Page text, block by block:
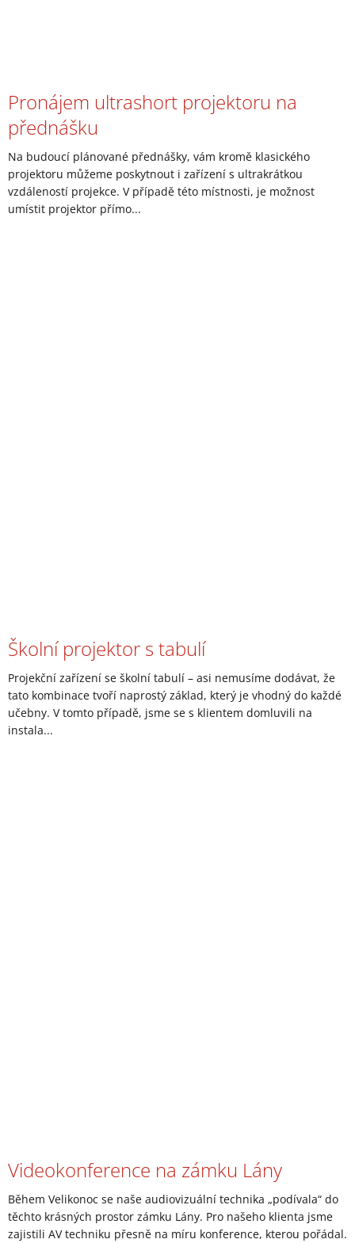
Pronájem ultrashort projektoru na
přednášku
Na budoucí plánované přednášky, vám kromě klasického
projektoru můžeme poskytnout i zařízení s ultrakrátkou
vzdáleností projekce. V případě této místnosti, je možnost
umístit projektor přímo...
Školní projektor s tabulí
Projekční zařízení se školní tabulí – asi nemusíme dodávat, že
tato kombinace tvoří naprostý základ, který je vhodný do každé
učebny. V tomto případě, jsme se s klientem domluvili na
instala...
Videokonference na zámku Lány
Během Velikonoc se naše audiovizuální technika „podívala“ do
těchto krásných prostor zámku Lány. Pro našeho klienta jsme
zajistili AV techniku přesně na míru konference, kterou pořádal.